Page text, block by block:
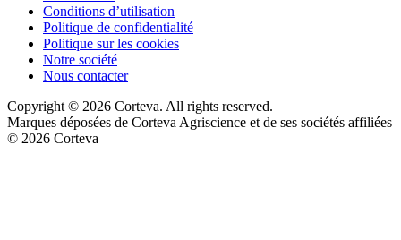
Conditions d’utilisation
Politique de confidentialité
Politique sur les cookies
Notre société
Nous contacter
Copyright © 2026 Corteva. All rights reserved.
Marques déposées de Corteva Agriscience et de ses sociétés affiliées
© 2026 Corteva